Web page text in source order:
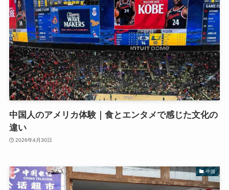
中国人のアメリカ体験｜食とエンタメで感じた文化の
違い
2026年4月30日
中国